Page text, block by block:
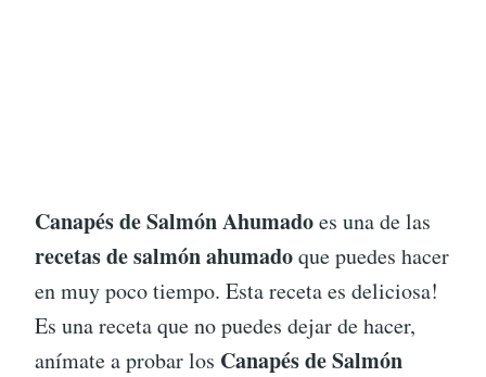
Canapés de Salmón Ahumadoes una de las
recetas de salmón ahumadoque puedes hacer
en muy poco tiempo. Esta receta es deliciosa!
Es una receta que no puedes dejar de hacer,
anímate a probar los Canapés de Salmón